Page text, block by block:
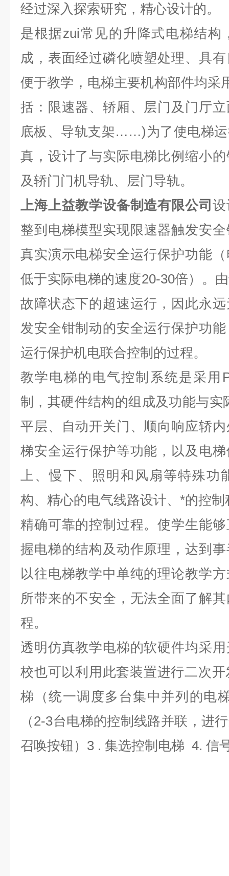
经过深入探索研究，精心设计的。
是根据zui常见的升降式电梯结构
成，表面经过磷化喷塑处理、具
便于教学，电梯主要机构部件均采
括：限速器、轿厢、层门及门厅
底板、导轨支架……)为了使电梯
真，设计了与实际电梯比例缩小
及轿门门机导轨、层门导轨。
上海上益教学设备制造有限公司
整到电梯模型实现限速器触发安
真实演示电梯安全运行保护功能
低于实际电梯的速度20-30倍）。
故障状态下的超速运行，因此永
发安全钳制动的安全运行保护功
运行保护机电联合控制的过程。
教学电梯的电气控制系统是采用
制，其硬件结构的组成及功能与实
平层、自动开关门、顺向响应轿
梯安全运行保护等功能，以及电
上、慢下、照明和风扇等特殊功
构、精心的电气线路设计、*的控
精确可靠的控制过程。使学生能
握电梯的结构及动作原理，达到
以往电梯教学中单纯的理论教学
所带来的不安全，无法全面了解
程。
透明仿真教学电梯的软硬件均采
校也可以利用此套装置进行二次
梯（统一调度多台集中并列的电
（2-3台电梯的控制线路并联，进
召唤按钮）3 . 集选控制电梯 4. 信